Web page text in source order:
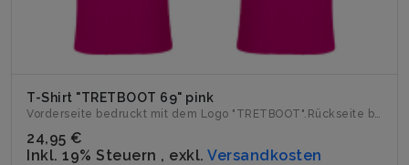
T-Shirt "TRETBOOT 69" pink
Vorderseite bedruckt mit dem Logo "TRETBOOT".Rückseite bedr...
24,95 €
Inkl. 19% Steuern , exkl. Versandkosten